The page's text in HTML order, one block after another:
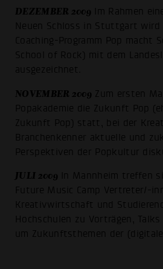
DEZEMBER 2009 Im Rahmen
Neuen Schloss in Stuttgart wird
Coaching-Programm Pop macht
School of Rock) mit dem
ausgezeichnet.
NOVEMBER 2009 Zum ersten
Popakademie die Zukunft Pop
Zukunft Pop) statt, bei der
Branchenkenner aktuelle und
Perspektiven der Popkultur
JULI 2009 In Mannheim treffen
Future Music Camp Vertreter/-
Kreativwirtschaft und
Hochschulen zu Vorträgen,
um Zukunftsthemen der